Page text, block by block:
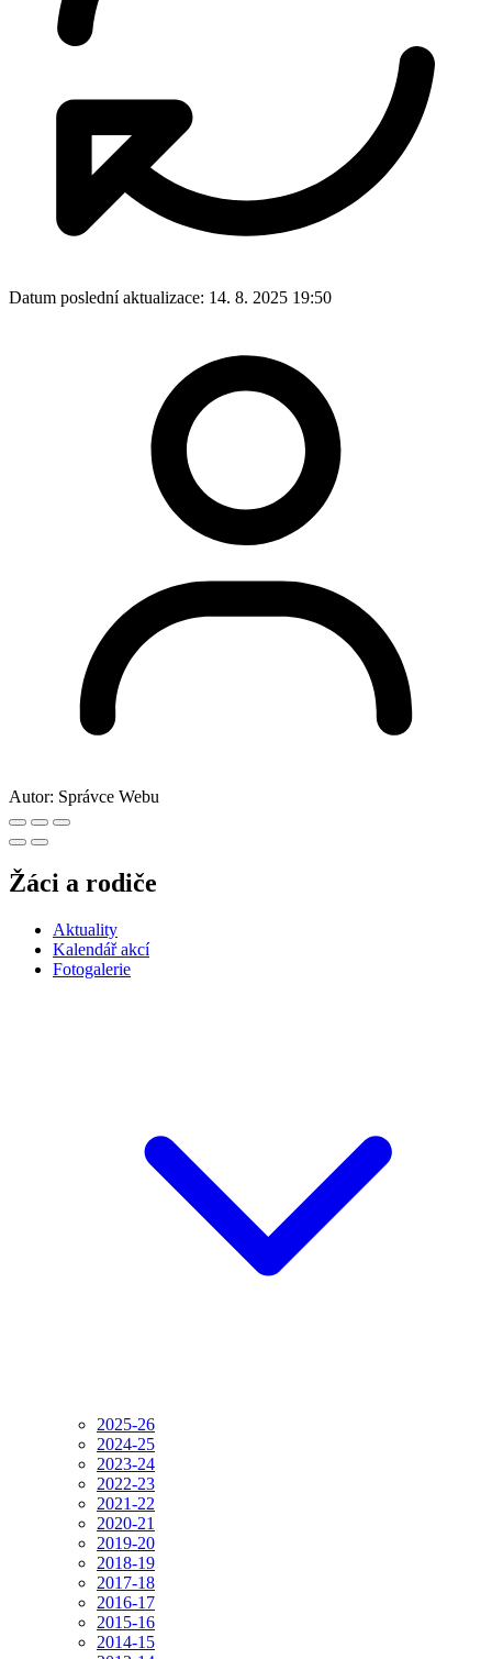
Datum poslední aktualizace: 14. 8. 2025 19:50
Autor: Správce Webu
Žáci a rodiče
Aktuality
Kalendář akcí
Fotogalerie
2025-26
2024-25
2023-24
2022-23
2021-22
2020-21
2019-20
2018-19
2017-18
2016-17
2015-16
2014-15